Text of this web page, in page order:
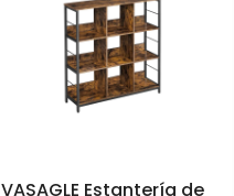
VASAGLE Estantería de